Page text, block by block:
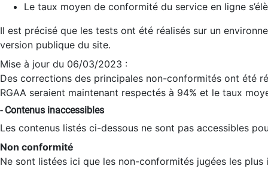
Le taux moyen de conformité du service en ligne
Il est précisé que les tests ont été réalisés sur un
version publique du site.
Mise à jour du 06/03/2023 :
Des corrections des principales non-conformités ont été
RGAA seraient maintenant respectés à 94% et le taux
- Contenus inaccessibles
Les contenus listés ci-dessous ne sont pas accessibles
Non conformité
Ne sont listées ici que les non-conformités jugées les